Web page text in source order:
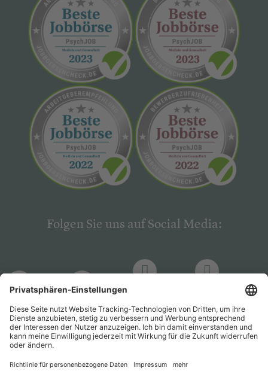
Folgen Sie uns auf Social Media:
PsychJOB PsychJOB
Hogrefe
Verlag
Hogrefe
Verlag